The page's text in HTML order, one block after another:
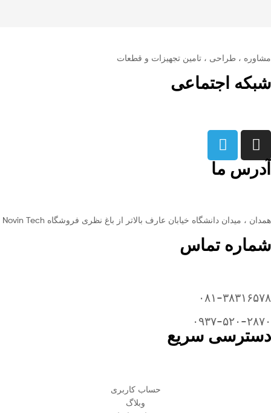
مشاوره ، طراحی ، تامین تجهیزات و قطعات
شبکه اجتماعی
آدرس ما
همدان ، میدان دانشگاه خیابان عارف بالاتر از باغ نظری فروشگاه Novin Tech
شماره تماس
۰۸۱-۳۸۳۱۶۵۷۸
۰۹۳۷-۵۲۰-۲۸۷۰​
دسترسی سریع
حساب کاربری
وبلاگ